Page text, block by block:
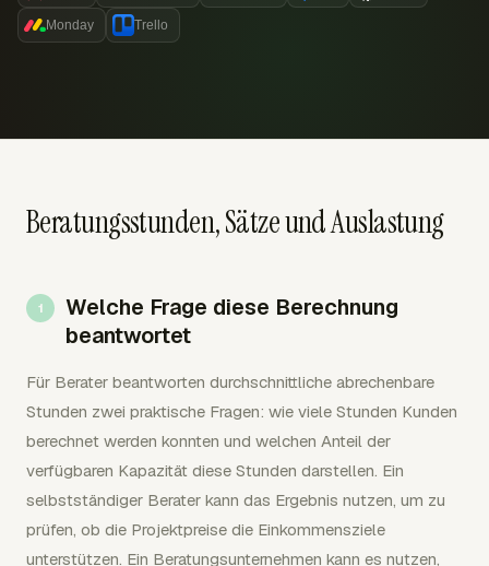
Monday Trello
Beratungsstunden, Sätze und Auslastung
Welche Frage diese Berechnung
beantwortet
Für Berater beantworten durchschnittliche abrechenbare
Stunden zwei praktische Fragen: wie viele Stunden Kunden
berechnet werden konnten und welchen Anteil der
verfügbaren Kapazität diese Stunden darstellen. Ein
selbstständiger Berater kann das Ergebnis nutzen, um zu
prüfen, ob die Projektpreise die Einkommensziele
unterstützen. Ein Beratungsunternehmen kann es nutzen,